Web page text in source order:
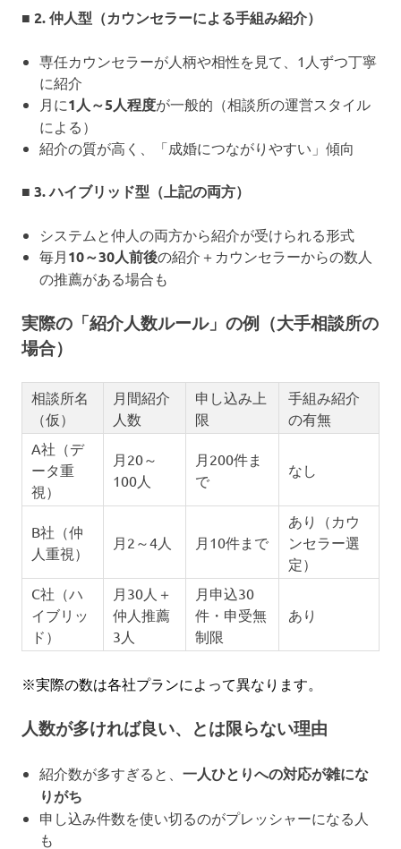
■ 2. 仲人型（カウンセラーによる手組み紹介）
専任カウンセラーが人柄や相性を見て、1人ずつ丁寧
に紹介
月に1人～5人程度が一般的（相談所の運営スタイル
による）
紹介の質が高く、「成婚につながりやすい」傾向
■ 3. ハイブリッド型（上記の両方）
システムと仲人の両方から紹介が受けられる形式
毎月 10～30人前後の紹介＋カウンセラーからの数人
の推薦がある場合も
実際の「紹介人数ルール」の例（大手相談所の
場合）
相談所名
（仮）
月間紹介
人数
申し込み上
限
手組み紹介
の有無
A社（デ
ータ重
視）
月20～
100人
月200件ま
で
なし
B社（仲
人重視）
月2～4人 月10件まで
あり（カウ
ンセラー選
定）
C社（ハ
イブリッ
ド）
月30人＋
仲人推薦
3人
月申込30
件・申受無
制限
あり
※実際の数は各社プランによって異なります。
人数が多ければ良い、とは限らない理由
紹介数が多すぎると、 一人ひとりへの対応が雑にな
りがち
申し込み件数を使い切るのがプレッシャーになる人
も